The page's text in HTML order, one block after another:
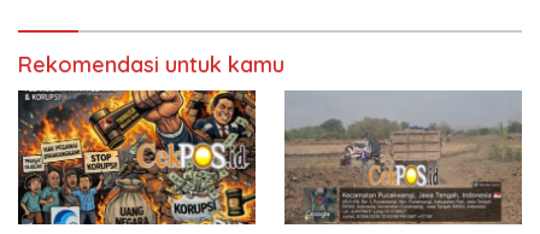
Rekomendasi untuk kamu